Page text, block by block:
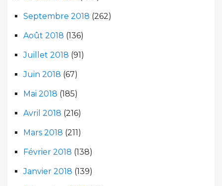
Septembre 2018 (262)
Août 2018 (136)
Juillet 2018 (91)
Juin 2018 (67)
Mai 2018 (185)
Avril 2018 (216)
Mars 2018 (211)
Février 2018 (138)
Janvier 2018 (139)